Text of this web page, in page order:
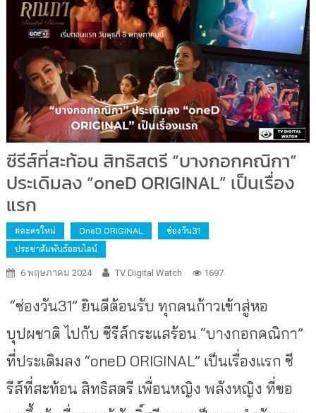
ซีรีส์ที่สะท้อน สิทธิสตรี “บางกอกคณิกา”
ประเดิมลง “oneD ORIGINAL” เป็นเรื่อง
แรก
#ละครใหม่ OneD ORIGINAL
ช่องวัน31
ประชาสัมพันธ์ออนไลน์
6 พฤษภาคม 2024 TV Digital Watch 1697
“ซ่องวัน31” ยินดีต้อนรับ ทุกคนก้าวเข้าสู่หอ
บุปผชาติ ไปกับ ซีรีส์กระแสร้อน “บางกอกคณิกา”
ที่ประเดิมลง “oneD ORIGINAL” เป็นเรื่องแรก ซี
รีส์ที่สะท้อน สิทธิสตรี เพื่อนหญิง พลังหญิง ที่ขอ